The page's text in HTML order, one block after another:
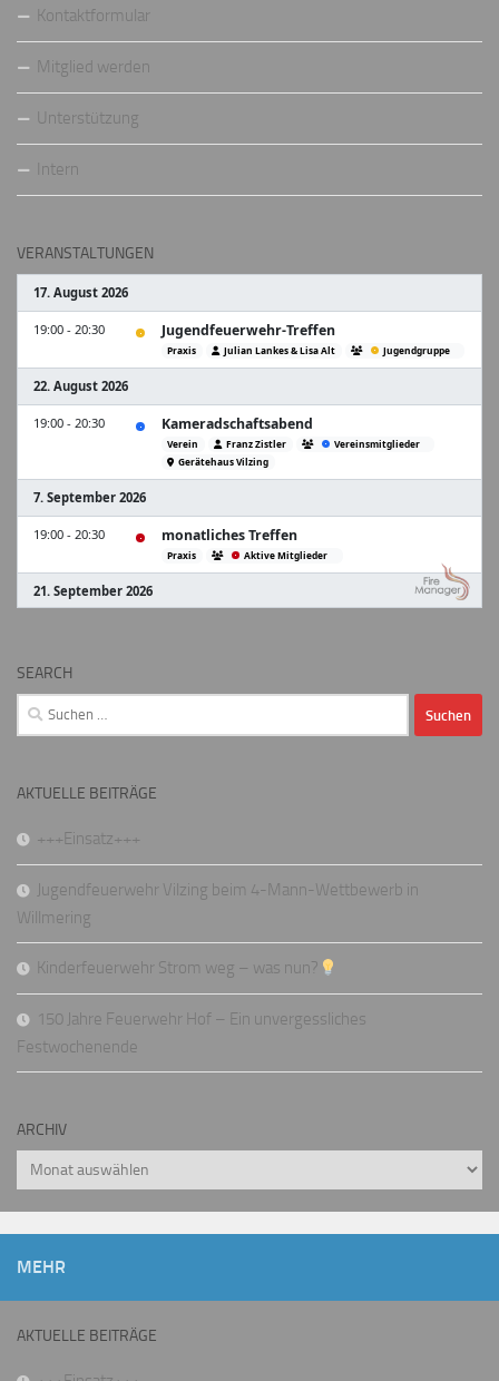
Kontaktformular
Mitglied werden
Unterstützung
Intern
VERANSTALTUNGEN
SEARCH
Suchen
nach:
AKTUELLE BEITRÄGE
+++Einsatz+++
Jugendfeuerwehr Vilzing beim 4-Mann-Wettbewerb in
Willmering
Kinderfeuerwehr Strom weg – was nun?
150 Jahre Feuerwehr Hof – Ein unvergessliches
Festwochenende
ARCHIV
Archiv
MEHR
AKTUELLE BEITRÄGE